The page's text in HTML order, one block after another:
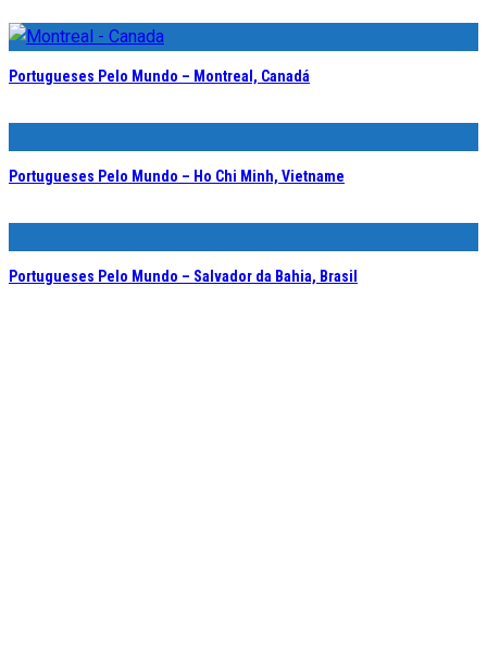
Portugueses Pelo Mundo – Montreal, Canadá
Portugueses Pelo Mundo – Ho Chi Minh, Vietname
Portugueses Pelo Mundo – Salvador da Bahia, Brasil